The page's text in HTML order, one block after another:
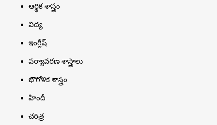
ఆర్థిక శాస్త్రం
విద్య
ఇంగ్లీష్
పర్యావరణ శాస్త్రాలు
భౌగోళిక శాస్త్రం
హిందీ
చరిత్ర